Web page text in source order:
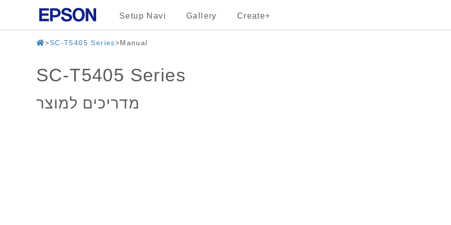
Setup Navi Gallery Create+
SC-T5405 Series Manual
SC-T5405 Series
מדריכים למוצר